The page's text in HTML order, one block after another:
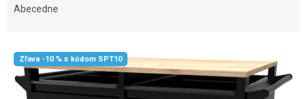
Abecedne
Výpis produktov
Zľava -10 % s kódom SPT10